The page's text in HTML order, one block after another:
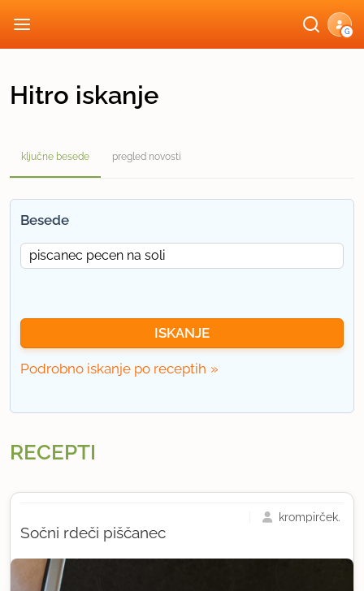
G
Hitro iskanje
ključne besede pregled novosti
Besede
Podrobno iskanje po receptih
RECEPTI
Sočni rdeči piščanec
krompirček.